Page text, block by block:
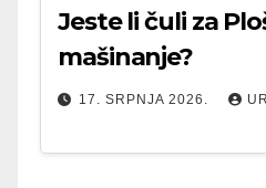
Jeste li čuli za
mašinanje?
17. SRPNJA 2026.